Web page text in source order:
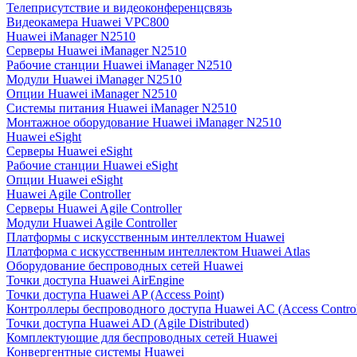
Телеприсутствие и видеоконференцсвязь
Видеокамера Huawei VPC800
Huawei iManager N2510
Серверы Huawei iManager N2510
Рабочие станции Huawei iManager N2510
Модули Huawei iManager N2510
Опции Huawei iManager N2510
Системы питания Huawei iManager N2510
Монтажное оборудование Huawei iManager N2510
Huawei eSight
Серверы Huawei eSight
Рабочие станции Huawei eSight
Опции Huawei eSight
Huawei Agile Controller
Серверы Huawei Agile Controller
Модули Huawei Agile Controller
Платформы с искусственным интеллектом Huawei
Платформа с искусственным интеллектом Huawei Atlas
Оборудование беспроводных сетей Huawei
Точки доступа Huawei AirEngine
Точки доступа Huawei AP (Access Point)
Контроллеры беспроводного доступа Huawei AC (Access
Точки доступа Huawei AD (Agile Distributed)
Комплектующие для беспроводных сетей Huawei
Конвергентные системы Huawei